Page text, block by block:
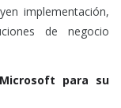
implementación,
de negocio
para su